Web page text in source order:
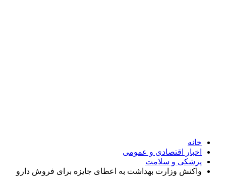
خانه
اخبار اقتصادی و عمومی
پزشکی و سلامت
واکنش وزارت بهداشت به اعطای جایزه برای فروش دارو